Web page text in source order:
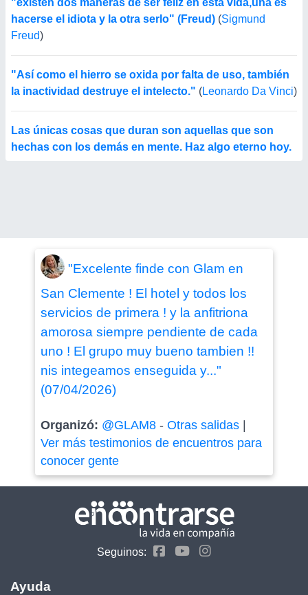
"existen dos maneras de ser feliz en esta vida,una es
hacerse el idiota y la otra serlo" (Freud) (Sigmund
Freud)
"Así como el hierro se oxida por falta de uso, también
la inactividad destruye el intelecto." (Leonardo Da Vinci)
Las únicas cosas que duran son aquellas que son
hechas con los demás en mente. Haz algo eterno hoy.
"Excelente finde con Glam en
San Clemente ! El hotel y todos los
servicios de primera ! y la anfitriona
amorosa siempre pendiente de cada
uno ! El grupo muy bueno tambien !!
nis integeamos enseguida y..."
(07/04/2026)
Organizó: @GLAM8- Otras salidas|
Ver más testimonios de encuentros para
conocer gente
Seguinos:
Ayuda